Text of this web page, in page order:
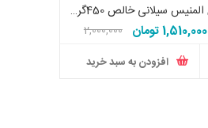
چای المنیس سیلانی خالص 450گرمی Almunayes
1,510,000 تومان
2,000,000
افزودن به سبد خرید